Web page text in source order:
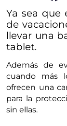
Ya sea que
de
llevar una
tablet.
Además de
cuando más
ofrecen una
para la
sin ellas.